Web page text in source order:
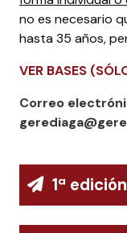
no es necesario
hasta 35 años,
VER BASES
Correo
1ª